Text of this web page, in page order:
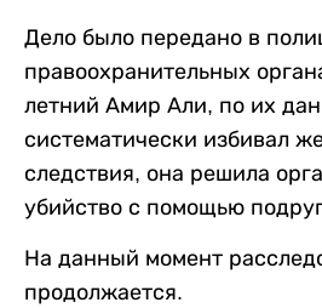
Дело было передано в
правоохранительных
летний Амир Али, по их
систематически избивал
следствия, она решила
убийство с помощью
На данный момент
продолжается.